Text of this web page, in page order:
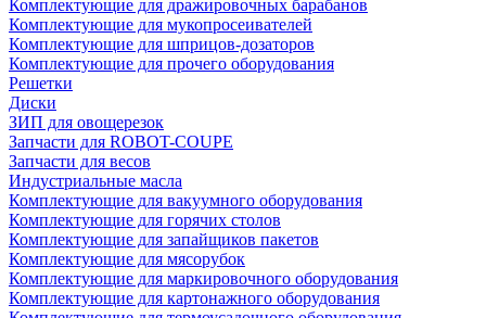
Комплектующие для дражировочных барабанов
Комплектующие для мукопросеивателей
Комплектующие для шприцов-дозаторов
Комплектующие для прочего оборудования
Решетки
Диски
ЗИП для овощерезок
Запчасти для ROBOT-COUPE
Запчасти для весов
Индустриальные масла
Комплектующие для вакуумного оборудования
Комплектующие для горячих столов
Комплектующие для запайщиков пакетов
Комплектующие для мясорубок
Комплектующие для маркировочного оборудования
Комплектующие для картонажного оборудования